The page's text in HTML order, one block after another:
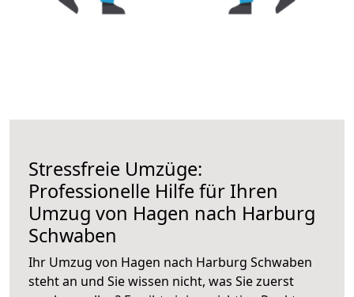
Stressfreie Umzüge:
Professionelle Hilfe für Ihren
Umzug von Hagen nach Harburg
Schwaben
Ihr Umzug von Hagen nach Harburg Schwaben
steht an und Sie wissen nicht, was Sie zuerst